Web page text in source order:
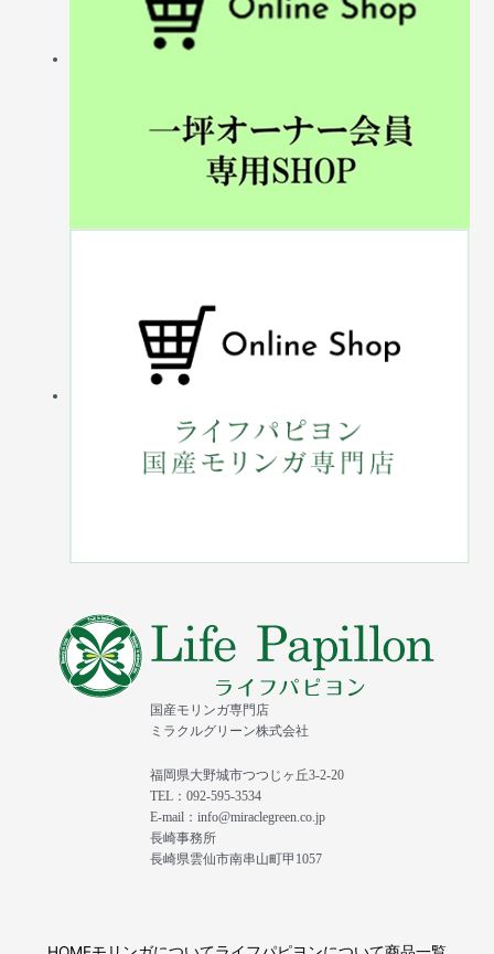
国産モリンガ専門店
ミラクルグリーン株式会社
福岡県大野城市つつじヶ丘3-2-20
TEL：092-595-3534
E-mail：info@miraclegreen.co.jp
長崎事務所
長崎県雲仙市南串山町甲1057